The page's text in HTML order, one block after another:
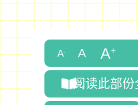
阅读此部份